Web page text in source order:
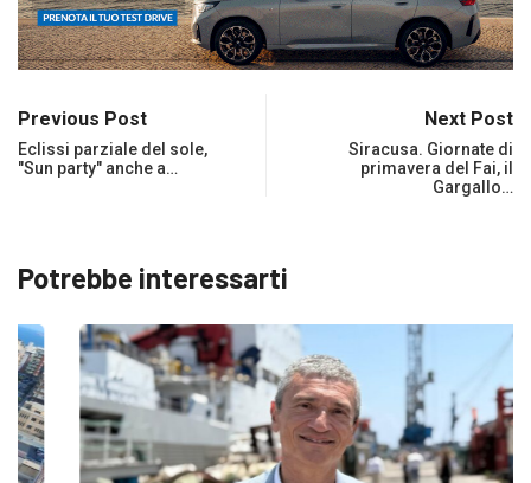
Previous Post
Eclissi parziale del sole,
"Sun party" anche a…
Next Post
Siracusa. Giornate di
primavera del Fai, il
Gargallo…
Potrebbe interessarti